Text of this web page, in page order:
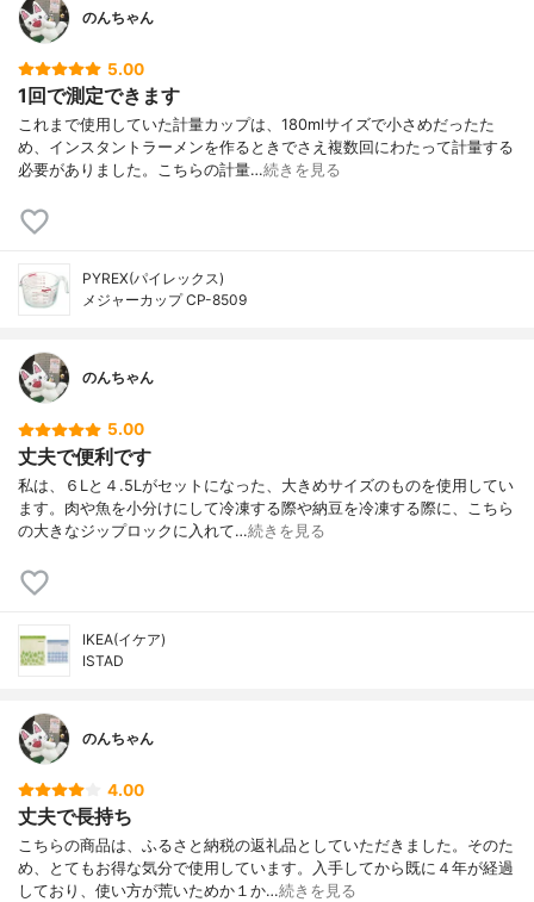
のんちゃん
5.00
1回で測定できます
これまで使用していた計量カップは、180mlサイズで小さめだったた
め、インスタントラーメンを作るときでさえ複数回にわたって計量する
必要がありました。こちらの計量…続きを見る
PYREX(パイレックス)
メジャーカップ CP-8509
のんちゃん
5.00
丈夫で便利です
私は、６Lと４.5Lがセットになった、大きめサイズのものを使用してい
ます。肉や魚を小分けにして冷凍する際や納豆を冷凍する際に、こちら
の大きなジップロックに入れて…続きを見る
IKEA(イケア)
ISTAD
のんちゃん
4.00
丈夫で長持ち
こちらの商品は、ふるさと納税の返礼品としていただきました。そのた
め、とてもお得な気分で使用しています。入手してから既に４年が経過
しており、使い方が荒いためか１か…続きを見る